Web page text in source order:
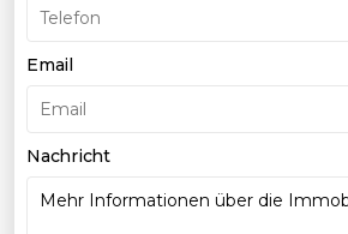
Email
Nachricht